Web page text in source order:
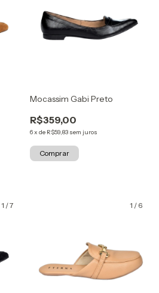
Mocassim Gabi Preto
R$359,00
6x de R$59,83 sem juros
Comprar
1 /7 1 / 6